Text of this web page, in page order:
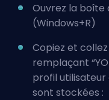
Ouvrez la boîte
(Windows+R)
Copiez et
remplaçant
profil utilisateur
sont stockées :